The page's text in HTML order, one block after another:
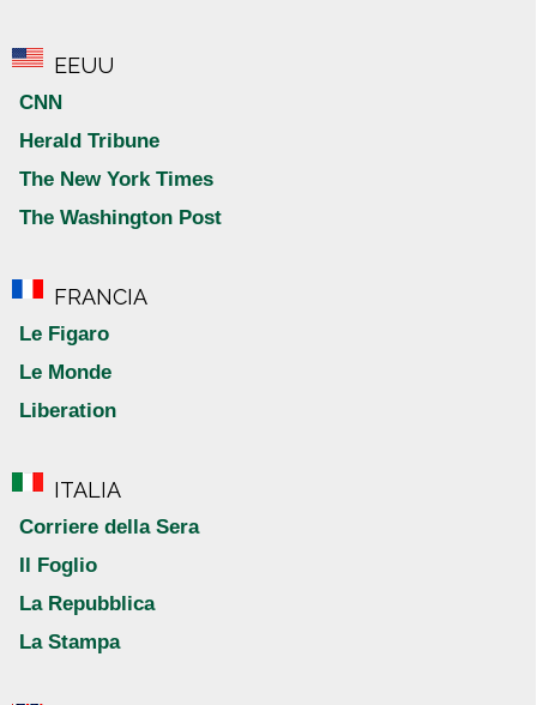
EEUU
CNN
Herald Tribune
The New York Times
The Washington Post
FRANCIA
Le Figaro
Le Monde
Liberation
ITALIA
Corriere della Sera
Il Foglio
La Repubblica
La Stampa